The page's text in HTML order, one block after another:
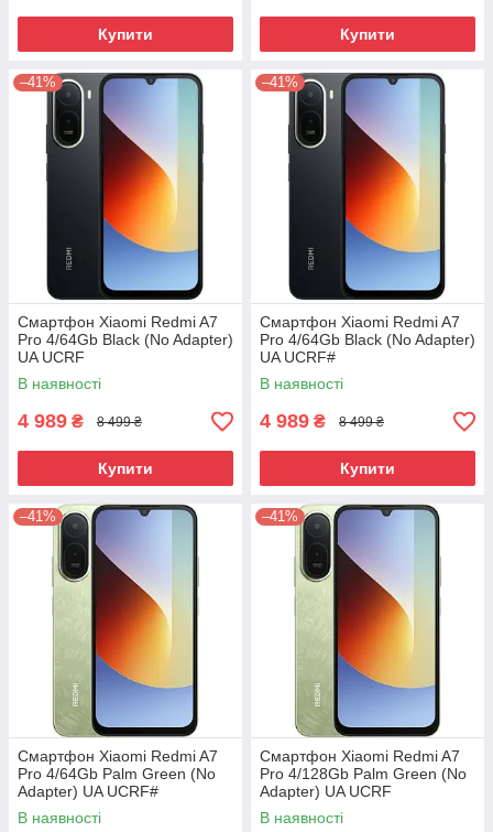
Купити Купити
–41%
Смартфон Xiaomi Redmi A7
Pro 4/64Gb Black (No Adapter)
UA UCRF
В наявності
4 989 ₴ 8 499 ₴
Купити
–41%
Смартфон Xiaomi Redmi A7
Pro 4/64Gb Black (No Adapter)
UA UCRF#
В наявності
4 989 ₴ 8 499 ₴
Купити
–41%
Смартфон Xiaomi Redmi A7
Pro 4/64Gb Palm Green (No
Adapter) UA UCRF#
В наявності
–41%
Смартфон Xiaomi Redmi A7
Pro 4/128Gb Palm Green (No
Adapter) UA UCRF
В наявності